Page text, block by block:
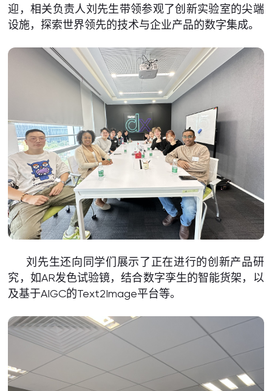
迎，相关负责人刘先生带领参观了创新实验室的尖端
设施，探索世界领先的技术与企业产品的数字集成。
刘先生还向同学们展示了正在进行的创新产品研
究，如AR发色试验镜，结合数字孪生的智能货架，以
及基于AIGC的Text2Image平台等。